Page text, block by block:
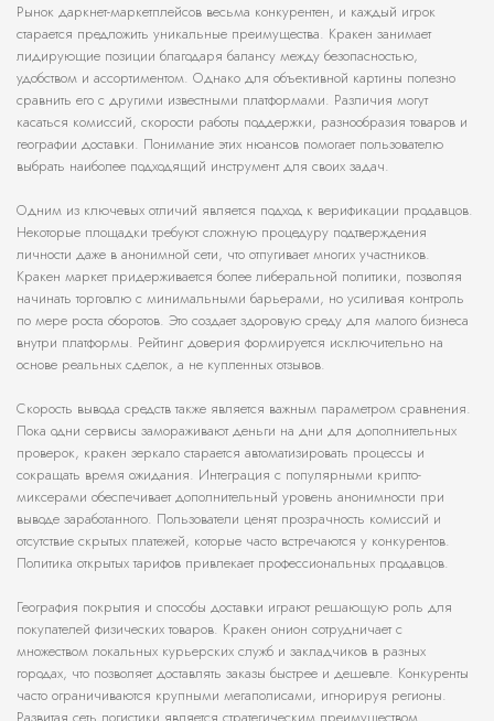
Рынок даркнет-маркетплейсов весьма конкурентен, и каждый игрок
старается предложить уникальные преимущества. Кракен занимает
лидирующие позиции благодаря балансу между безопасностью,
удобством и ассортиментом. Однако для объективной картины полезно
сравнить его с другими известными платформами. Различия могут
касаться комиссий, скорости работы поддержки, разнообразия товаров и
географии доставки. Понимание этих нюансов помогает пользователю
выбрать наиболее подходящий инструмент для своих задач.
Одним из ключевых отличий является подход к верификации продавцов.
Некоторые площадки требуют сложную процедуру подтверждения
личности даже в анонимной сети, что отпугивает многих участников.
Кракен маркет придерживается более либеральной политики, позволяя
начинать торговлю с минимальными барьерами, но усиливая контроль
по мере роста оборотов. Это создает здоровую среду для малого бизнеса
внутри платформы. Рейтинг доверия формируется исключительно на
основе реальных сделок, а не купленных отзывов.
Скорость вывода средств также является важным параметром сравнения.
Пока одни сервисы замораживают деньги на дни для дополнительных
проверок, кракен зеркало старается автоматизировать процессы и
сокращать время ожидания. Интеграция с популярными крипто-
миксерами обеспечивает дополнительный уровень анонимности при
выводе заработанного. Пользователи ценят прозрачность комиссий и
отсутствие скрытых платежей, которые часто встречаются у конкурентов.
Политика открытых тарифов привлекает профессиональных продавцов.
География покрытия и способы доставки играют решающую роль для
покупателей физических товаров. Кракен онион сотрудничает с
множеством локальных курьерских служб и закладчиков в разных
городах, что позволяет доставлять заказы быстрее и дешевле. Конкуренты
часто ограничиваются крупными мегаполисами, игнорируя регионы.